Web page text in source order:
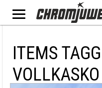
ITEMS
VOLLKASKO